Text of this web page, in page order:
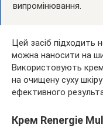
випромінювання.
Цей засіб підходить
можна наносити на
Використовують
на очищену суху
ефективного
Крем Renergie